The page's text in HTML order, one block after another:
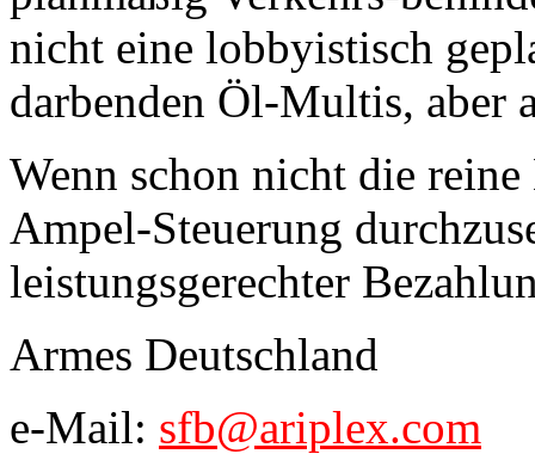
nicht eine lobbyistisch
darbenden Öl-Multis, aber
Wenn schon nicht die
Ampel-Steuerung
leistungsgerechter
Armes Deutschland
e-Mail: sfb@ariplex.com